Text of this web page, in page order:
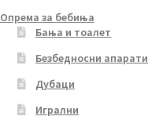
Опрема за бебиња
Бања и тоалет
Безбедносни апарати
Дубаци
Игрални